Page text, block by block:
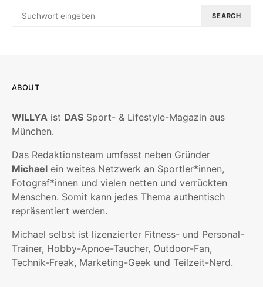
SEARCH
ABOUT
WILLYA ist DAS Sport- & Lifestyle-Magazin aus
München.
Das Redaktionsteam umfasst neben Gründer
Michael ein weites Netzwerk an Sportler*innen,
Fotograf*innen und vielen netten und verrückten
Menschen. Somit kann jedes Thema authentisch
repräsentiert werden.
Michael selbst ist lizenzierter Fitness- und Personal-
Trainer, Hobby-Apnoe-Taucher, Outdoor-Fan,
Technik-Freak, Marketing-Geek und Teilzeit-Nerd.